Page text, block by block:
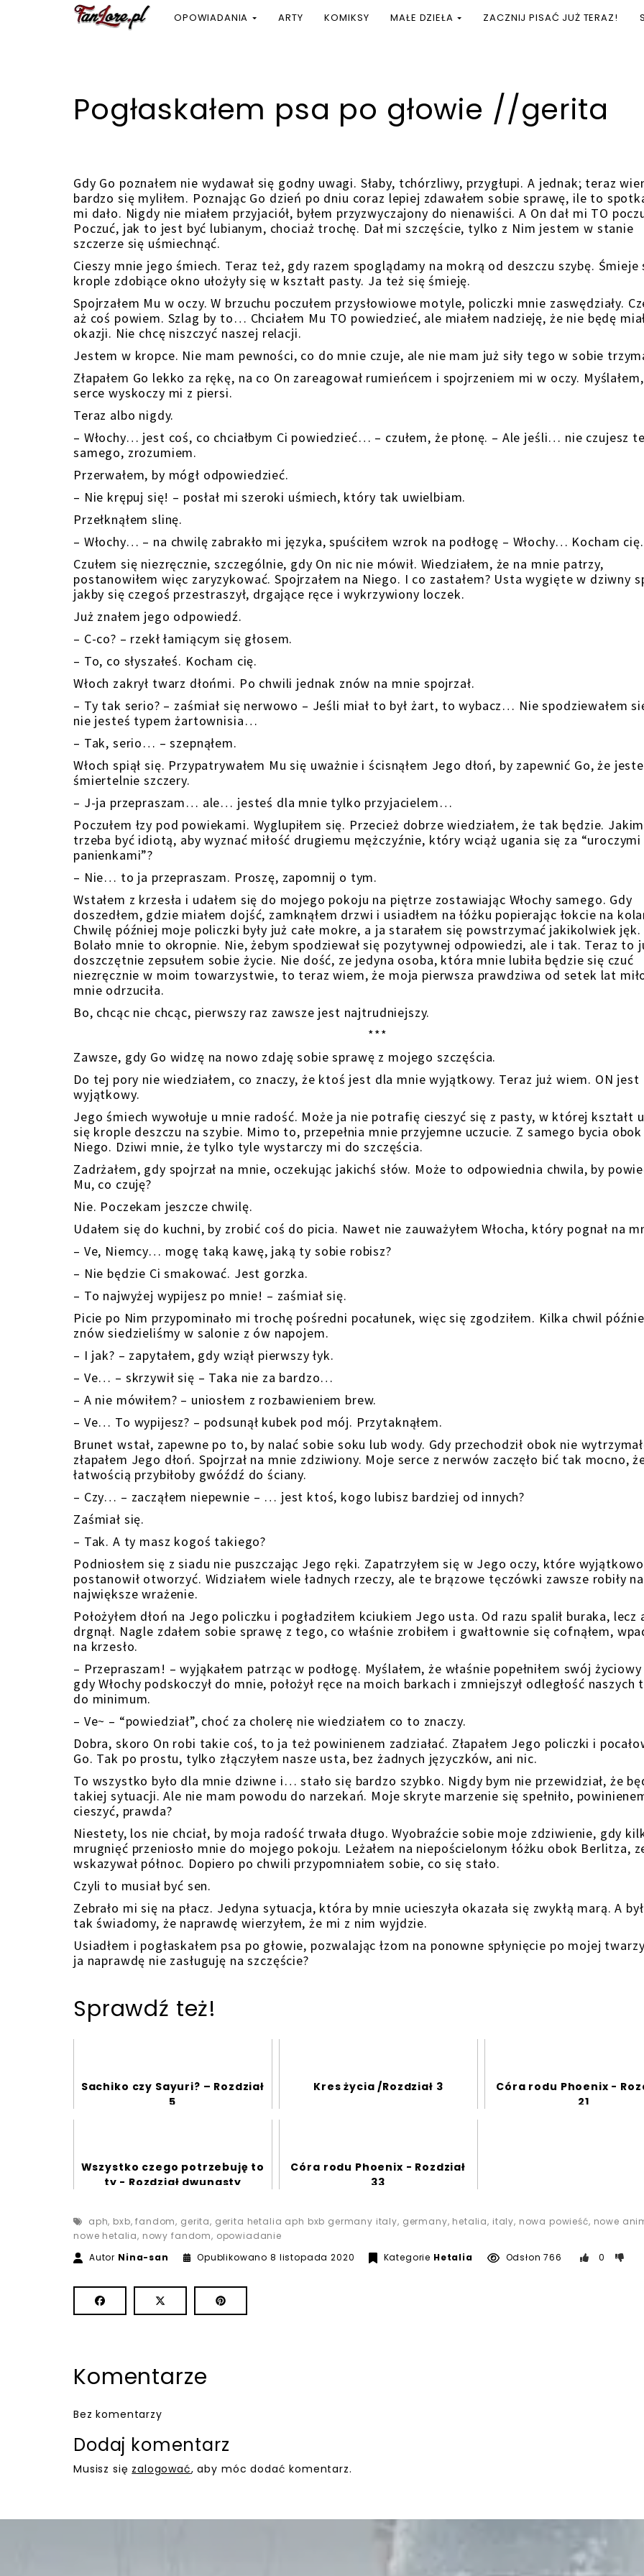
OPOWIADANIA ARTY KOMIKSY MAŁE DZIEŁA ZACZNIJ PISAĆ JUŻ TERAZ!
Pogłaskałem psa po głowie //gerita
Gdy Go poznałem nie wydawał się godny uwagi. Słaby, tchórzliwy, przygłupi. A jednak; teraz
bardzo się myliłem. Poznając Go dzień po dniu coraz lepiej zdawałem sobie sprawę, ile to
mi dało. Nigdy nie miałem przyjaciół, byłem przyzwyczajony do nienawiści. A On dał mi TO
Poczuć, jak to jest być lubianym, chociaż trochę. Dał mi szczęście, tylko z Nim jestem w stanie
szczerze się uśmiechnąć.
Cieszy mnie jego śmiech. Teraz też, gdy razem spoglądamy na mokrą od deszczu szybę. Śmieje
krople zdobiące okno ułożyły się w kształt pasty. Ja też się śmieję.
Spojrzałem Mu w oczy. W brzuchu poczułem przysłowiowe motyle, policzki mnie zaswędziały.
aż coś powiem. Szlag by to… Chciałem Mu TO powiedzieć, ale miałem nadzieję, że nie będę
okazji. Nie chcę niszczyć naszej relacji.
Jestem w kropce. Nie mam pewności, co do mnie czuje, ale nie mam już siły tego w sobie
Złapałem Go lekko za rękę, na co On zareagował rumieńcem i spojrzeniem mi w oczy.
serce wyskoczy mi z piersi.
Teraz albo nigdy.
– Włochy… jest coś, co chciałbym Ci powiedzieć… – czułem, że płonę. – Ale jeśli… nie czujesz
samego, zrozumiem.
Przerwałem, by mógł odpowiedzieć.
– Nie krępuj się! – posłał mi szeroki uśmiech, który tak uwielbiam.
Przełknąłem slinę.
– Włochy… – na chwilę zabrakło mi języka, spuściłem wzrok na podłogę – Włochy… Kocham cię.
Czułem się niezręcznie, szczególnie, gdy On nic nie mówił. Wiedziałem, że na mnie patrzy,
postanowiłem więc zaryzykować. Spojrzałem na Niego. I co zastałem? Usta wygięte w dziwny
jakby się czegoś przestraszył, drgające ręce i wykrzywiony loczek.
Już znałem jego odpowiedź.
– C-co? – rzekł łamiącym się głosem.
– To, co słyszałeś. Kocham cię.
Włoch zakrył twarz dłońmi. Po chwili jednak znów na mnie spojrzał.
– Ty tak serio? – zaśmiał się nerwowo – Jeśli miał to był żart, to wybacz… Nie spodziewałem
nie jesteś typem żartownisia…
– Tak, serio… – szepnąłem.
Włoch spiął się. Przypatrywałem Mu się uważnie i ścisnąłem Jego dłoń, by zapewnić Go, że
śmiertelnie szczery.
– J-ja przepraszam… ale… jesteś dla mnie tylko przyjacielem…
Poczułem łzy pod powiekami. Wyglupiłem się. Przecież dobrze wiedziałem, że tak będzie. Jakim
trzeba być idiotą, aby wyznać miłość drugiemu mężczyźnie, który wciąż ugania się za “uroczymi
panienkami”?
– Nie… to ja przepraszam. Proszę, zapomnij o tym.
Wstałem z krzesła i udałem się do mojego pokoju na piętrze zostawiając Włochy samego. Gdy
doszedłem, gdzie miałem dojść, zamknąłem drzwi i usiadłem na łóżku popierając łokcie na
Chwilę później moje policzki były już całe mokre, a ja starałem się powstrzymać jakikolwiek jęk.
Bolało mnie to okropnie. Nie, żebym spodziewał się pozytywnej odpowiedzi, ale i tak. Teraz to
doszczętnie zepsułem sobie życie. Nie dość, ze jedyna osoba, która mnie lubiła będzie się czuć
niezręcznie w moim towarzystwie, to teraz wiem, że moja pierwsza prawdziwa od setek lat
mnie odrzuciła.
Bo, chcąc nie chcąc, pierwszy raz zawsze jest najtrudniejszy.
***
Zawsze, gdy Go widzę na nowo zdaję sobie sprawę z mojego szczęścia.
Do tej pory nie wiedziałem, co znaczy, że ktoś jest dla mnie wyjątkowy. Teraz już wiem. ON jest
wyjątkowy.
Jego śmiech wywołuje u mnie radość. Może ja nie potrafię cieszyć się z pasty, w której kształt
się krople deszczu na szybie. Mimo to, przepełnia mnie przyjemne uczucie. Z samego bycia obok
Niego. Dziwi mnie, że tylko tyle wystarczy mi do szczęścia.
Zadrżałem, gdy spojrzał na mnie, oczekując jakichś słów. Może to odpowiednia chwila, by
Mu, co czuję?
Nie. Poczekam jeszcze chwilę.
Udałem się do kuchni, by zrobić coś do picia. Nawet nie zauważyłem Włocha, który pognał na
– Ve, Niemcy… mogę taką kawę, jaką ty sobie robisz?
– Nie będzie Ci smakować. Jest gorzka.
– To najwyżej wypijesz po mnie! – zaśmiał się.
Picie po Nim przypominało mi trochę pośredni pocałunek, więc się zgodziłem. Kilka chwil
znów siedzieliśmy w salonie z ów napojem.
– I jak? – zapytałem, gdy wziął pierwszy łyk.
– Ve… – skrzywił się – Taka nie za bardzo…
– A nie mówiłem? – uniosłem z rozbawieniem brew.
– Ve… To wypijesz? – podsunął kubek pod mój. Przytaknąłem.
Brunet wstał, zapewne po to, by nalać sobie soku lub wody. Gdy przechodził obok nie
złapałem Jego dłoń. Spojrzał na mnie zdziwiony. Moje serce z nerwów zaczęło bić tak mocno,
łatwością przybiłoby gwóźdź do ściany.
– Czy… – zacząłem niepewnie – … jest ktoś, kogo lubisz bardziej od innych?
Zaśmiał się.
– Tak. A ty masz kogoś takiego?
Podniosłem się z siadu nie puszczając Jego ręki. Zapatrzyłem się w Jego oczy, które wyjątkowo
postanowił otworzyć. Widziałem wiele ładnych rzeczy, ale te brązowe tęczówki zawsze robiły
największe wrażenie.
Położyłem dłoń na Jego policzku i pogładziłem kciukiem Jego usta. Od razu spalił buraka, lecz
drgnął. Nagle zdałem sobie sprawę z tego, co właśnie zrobiłem i gwałtownie się cofnąłem,
na krzesło.
– Przepraszam! – wyjąkałem patrząc w podłogę. Myślałem, że właśnie popełniłem swój życiowy
gdy Włochy podskoczył do mnie, położył ręce na moich barkach i zmniejszył odległość naszych
do minimum.
– Ve~ – “powiedział”, choć za cholerę nie wiedziałem co to znaczy.
Dobra, skoro On robi takie coś, to ja też powinienem zadziałać. Złapałem Jego policzki i
Go. Tak po prostu, tylko złączyłem nasze usta, bez żadnych języczków, ani nic.
To wszystko było dla mnie dziwne i… stało się bardzo szybko. Nigdy bym nie przewidział, że
takiej sytuacji. Ale nie mam powodu do narzekań. Moje skryte marzenie się spełniło,
cieszyć, prawda?
Niestety, los nie chciał, by moja radość trwała długo. Wyobraźcie sobie moje zdziwienie, gdy
mrugnięć przeniosło mnie do mojego pokoju. Leżałem na niepościelonym łóżku obok Berlitza,
wskazywał północ. Dopiero po chwili przypomniałem sobie, co się stało.
Czyli to musiał być sen.
Zebrało mi się na płacz. Jedyna sytuacja, która by mnie ucieszyła okazała się zwykłą marą. A
tak świadomy, że naprawdę wierzyłem, że mi z nim wyjdzie.
Usiadłem i pogłaskałem psa po głowie, pozwalając łzom na ponowne spłynięcie po mojej
ja naprawdę nie zasługuję na szczęście?
Sprawdź też!
Sachiko czy Sayuri? – Rozdział
5
Kres życia /Rozdział 3
Córa rodu Phoenix -
21
Wszystko czego potrzebuję to
ty - Rozdział dwunasty
Córa rodu Phoenix - Rozdział
33
aph, bxb,fandom, gerita, gerita hetalia aph bxb germany italy, germany, hetalia, italy, nowa powieść, nowe
nowe hetalia, nowy fandom, opowiadanie
Autor Nina-san Opublikowano8 listopada 2020 Kategorie Hetalia Odsłon 766 0
Komentarze
Bez komentarzy
Dodaj komentarz
Musisz się zalogować, aby móc dodać komentarz.